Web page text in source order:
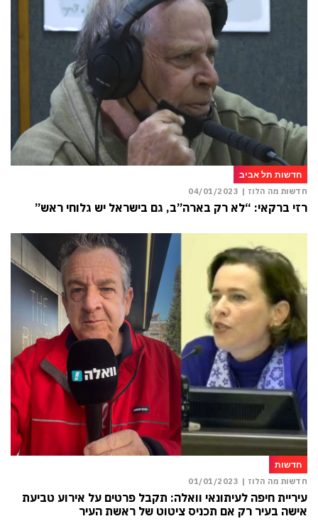
חדשות תל אביב
חדשות מה הלוז | 04/01/2023
רזי ברקאי: “לא רק בארה”ב, גם בישראל יש גלוחי ראש”
חדשות
חדשות מה הלוז | 01/01/2023
עיריית חיפה לעיתונאי וואלה: תקבל פרטים על אירוע טביעת
אישה בעיר רק אם תכניס ציטוט של ראשת העיר